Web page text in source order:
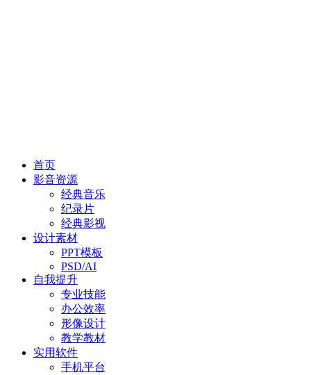
首页
影音资源
经典音乐
纪录片
经典影视
设计素材
PPT模板
PSD/AI
自我提升
专业技能
办公效率
形像设计
教学教材
实用软件
手机平台